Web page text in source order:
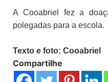
A Cooabriel fez a
polegadas para a escola.
Texto e foto: Cooabriel
Compartilhe